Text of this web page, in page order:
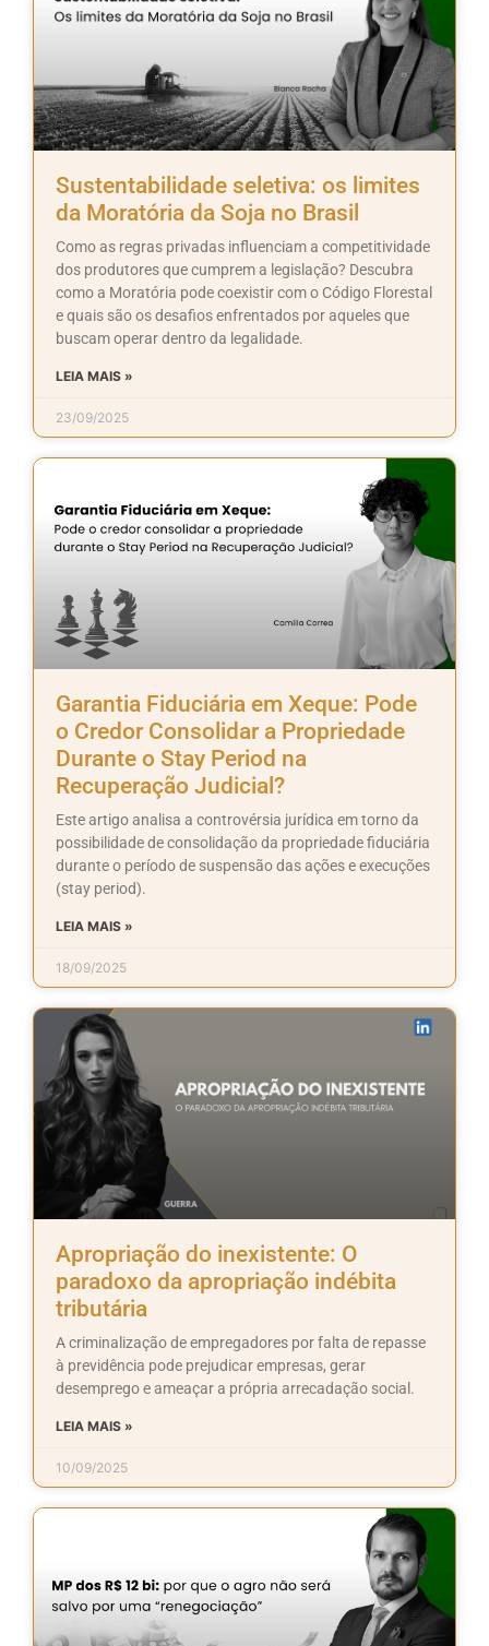
Sustentabilidade seletiva: os limites
da Moratória da Soja no Brasil
Como as regras privadas influenciam a competitividade
dos produtores que cumprem a legislação? Descubra
como a Moratória pode coexistir com o Código Florestal
e quais são os desafios enfrentados por aqueles que
buscam operar dentro da legalidade.
LEIA MAIS »
23/09/2025
Garantia Fiduciária em Xeque: Pode
o Credor Consolidar a Propriedade
Durante o Stay Period na
Recuperação Judicial?
Este artigo analisa a controvérsia jurídica em torno da
possibilidade de consolidação da propriedade fiduciária
durante o período de suspensão das ações e execuções
(stay period).
LEIA MAIS »
18/09/2025
Apropriação do inexistente: O
paradoxo da apropriação indébita
tributária
A criminalização de empregadores por falta de repasse
à previdência pode prejudicar empresas, gerar
desemprego e ameaçar a própria arrecadação social.
LEIA MAIS »
10/09/2025